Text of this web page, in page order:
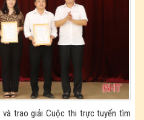
và trao giải Cuộc thi trực tuyến tìm